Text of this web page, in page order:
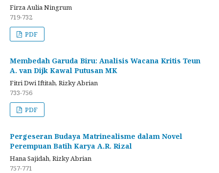
Firza Aulia Ningrum
719-732
PDF
Membedah Garuda Biru: Analisis Wacana Kritis Teun
A. van Dijk Kawal Putusan MK
Fitri Dwi Iftitah, Rizky Abrian
733-756
PDF
Pergeseran Budaya Matrinealisme dalam Novel
Perempuan Batih Karya A.R. Rizal
Hana Sajidah, Rizky Abrian
757-771